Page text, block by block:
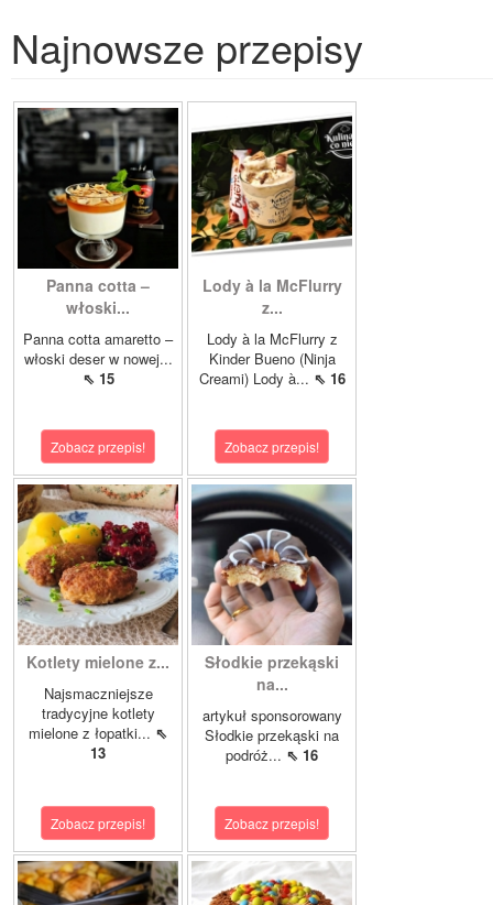
Najnowsze przepisy
Panna cotta –
włoski...
Panna cotta amaretto –
włoski deser w nowej...
⇖ 15
Zobacz przepis!
Lody à la McFlurry
z...
Lody à la McFlurry z
Kinder Bueno (Ninja
Creami) Lody à... ⇖ 16
Zobacz przepis!
Kotlety mielone z...
Najsmaczniejsze
tradycyjne kotlety
mielone z łopatki... ⇖
13
Zobacz przepis!
Słodkie przekąski
na...
artykuł sponsorowany
Słodkie przekąski na
podróż... ⇖ 16
Zobacz przepis!